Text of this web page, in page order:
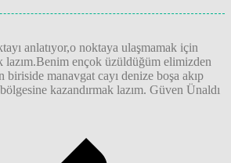
anlatıyor,o noktaya ulaşmamak için
lazım.Benim ençok üzüldüğüm elimizden
biriside manavgat cayı denize boşa akıp
kazandırmak lazım. Güven Ünaldı